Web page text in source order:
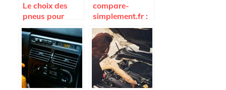
Le choix des
pneus pour
votre moto
compare-
simplement.fr :
pour bénéficier
des meilleurs
prix pour les
accessoires
automobiles